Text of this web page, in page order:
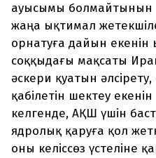
ауысымы болмайтынын
жаңа ықтимал
орнатуға дайын
соққыдағы мақсаты
әскери қуатын
қабілетін шектеу
келгенде, АҚШ үшін
ядролық қаруға қол
оны келіссөз үстеліне